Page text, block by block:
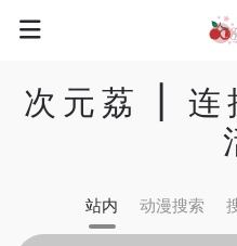
次元荔 | 连
站内 动漫搜索